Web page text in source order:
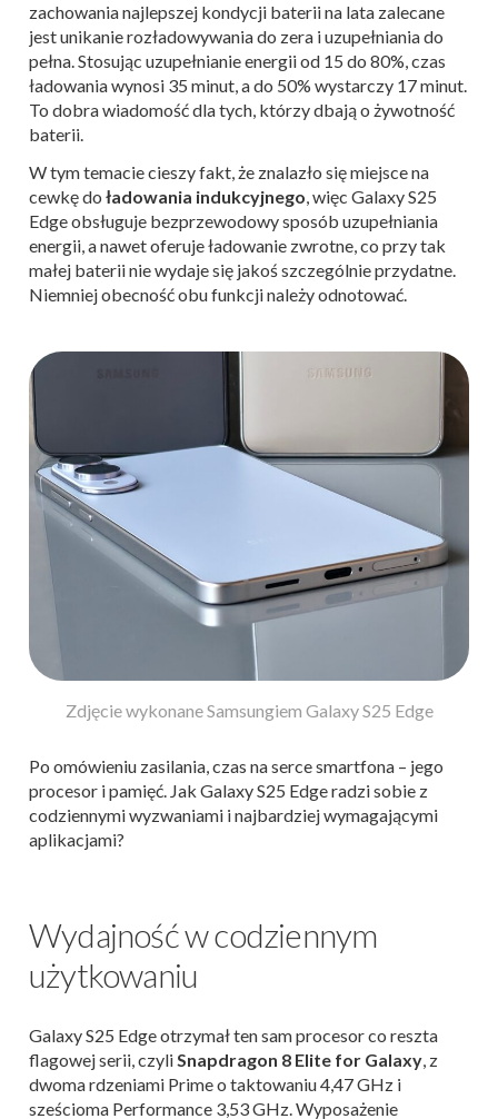
zachowania najlepszej kondycji baterii na lata zalecane
jest unikanie rozładowywania do zera i uzupełniania do
pełna. Stosując uzupełnianie energii od 15 do 80%, czas
ładowania wynosi 35 minut, a do 50% wystarczy 17 minut.
To dobra wiadomość dla tych, którzy dbają o żywotność
baterii.
W tym temacie cieszy fakt, że znalazło się miejsce na
cewkę do ładowania indukcyjnego, więc Galaxy S25
Edge obsługuje bezprzewodowy sposób uzupełniania
energii, a nawet oferuje ładowanie zwrotne, co przy tak
małej baterii nie wydaje się jakoś szczególnie przydatne.
Niemniej obecność obu funkcji należy odnotować.
Zdjęcie wykonane Samsungiem Galaxy S25 Edge
Po omówieniu zasilania, czas na serce smartfona – jego
procesor i pamięć. Jak Galaxy S25 Edge radzi sobie z
codziennymi wyzwaniami i najbardziej wymagającymi
aplikacjami?
Wydajność w codziennym
użytkowaniu
Galaxy S25 Edge otrzymał ten sam procesor co reszta
flagowej serii, czyli Snapdragon 8 Elite for Galaxy , z
dwoma rdzeniami Prime o taktowaniu 4,47 GHz i
sześcioma Performance 3,53 GHz. Wyposażenie